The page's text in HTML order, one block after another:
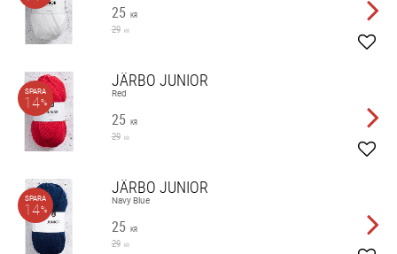
25 KR
29 KR
JÄRBO JUNIOR
Red
25 KR
29 KR
SPARA
14%
JÄRBO JUNIOR
Navy Blue
25 KR
29 KR
SPARA
14%